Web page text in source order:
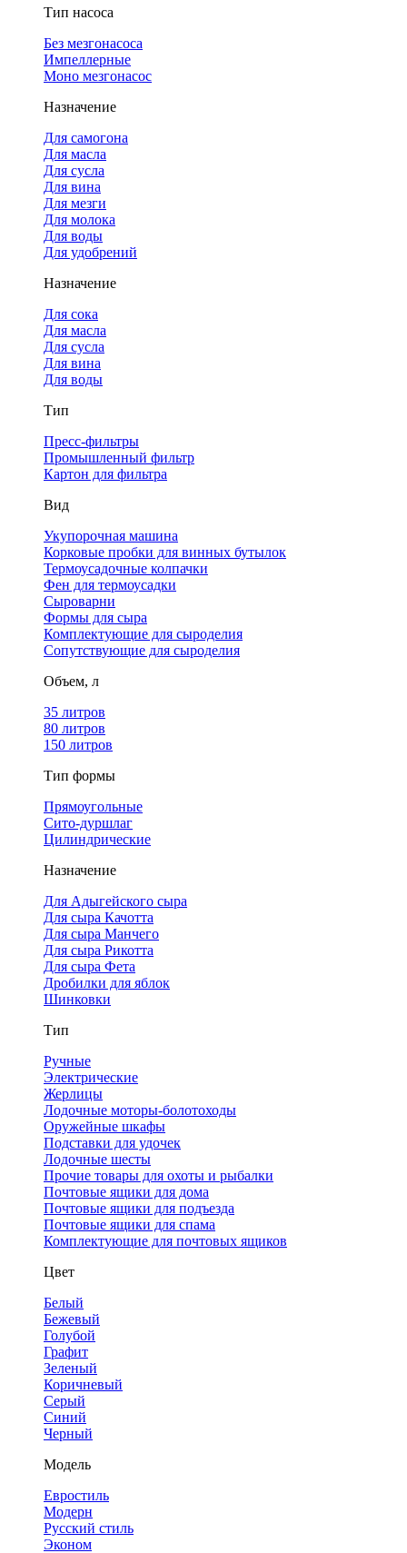
Тип насоса
Без мезгонасоса
Импеллерные
Моно мезгонасос
Назначение
Для самогона
Для масла
Для сусла
Для вина
Для мезги
Для молока
Для воды
Для удобрений
Назначение
Для сока
Для масла
Для сусла
Для вина
Для воды
Тип
Пресс-фильтры
Промышленный фильтр
Картон для фильтра
Вид
Укупорочная машина
Корковые пробки для винных бутылок
Термоусадочные колпачки
Фен для термоусадки
Сыроварни
Формы для сыра
Комплектующие для сыроделия
Сопутствующие для сыроделия
Объем, л
35 литров
80 литров
150 литров
Тип формы
Прямоугольные
Сито-дуршлаг
Цилиндрические
Назначение
Для Адыгейского сыра
Для сыра Качотта
Для сыра Манчего
Для сыра Рикотта
Для сыра Фета
Дробилки для яблок
Шинковки
Тип
Ручные
Электрические
Жерлицы
Лодочные моторы-болотоходы
Оружейные шкафы
Подставки для удочек
Лодочные шесты
Прочие товары для охоты и рыбалки
Почтовые ящики для дома
Почтовые ящики для подъезда
Почтовые ящики для спама
Комплектующие для почтовых ящиков
Цвет
Белый
Бежевый
Голубой
Графит
Зеленый
Коричневый
Серый
Синий
Черный
Модель
Евростиль
Модерн
Русский стиль
Эконом